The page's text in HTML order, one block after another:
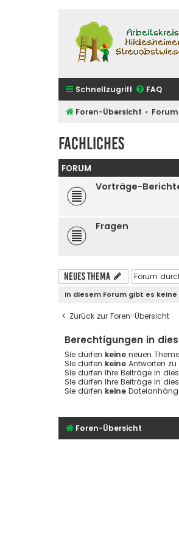
Schnellzugriff FAQ
Foren-Übersicht
Fachliches
FORUM
Vorträge-
Fragen
Neues Thema
In diesem Forum gibt es
Zurück zur Foren-Übersicht
Berechtigungen in
Sie dürfen keine neuen
Sie dürfen keine Antworten
Sie dürfen Ihre Beiträge in
Sie dürfen Ihre Beiträge in
Sie dürfen keine
Foren-Übersicht